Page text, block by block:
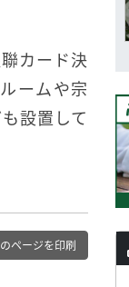
カード決
ームや宗
設置して
ページを印刷